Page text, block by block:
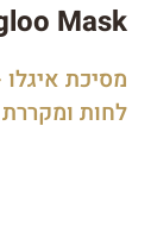
Mask
מסיכת
לחות ומקררת